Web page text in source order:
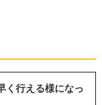
く行える様になっ